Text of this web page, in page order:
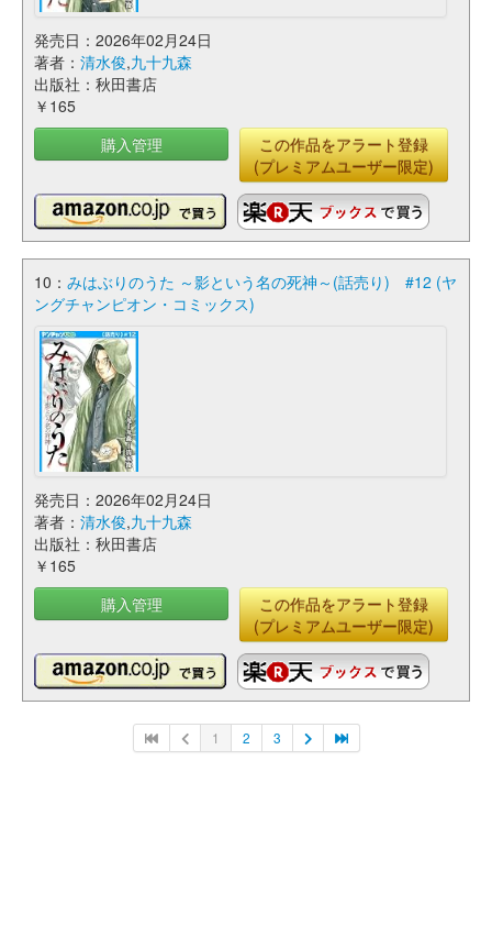
発売日：2026年02月24日
著者： 清水俊,九十九森
出版社：秋田書店
￥165
購入管理
この作品をアラート登録
(プレミアムユーザー限定)
10： みはぶりのうた ～影という名の死神～(話売り) #12 (ヤ
ングチャンピオン・コミックス)
発売日：2026年02月24日
著者： 清水俊,九十九森
出版社：秋田書店
￥165
購入管理
この作品をアラート登録
(プレミアムユーザー限定)
1 2 3